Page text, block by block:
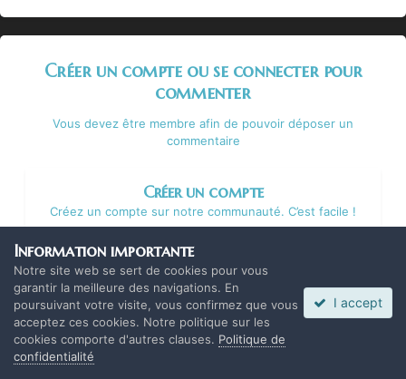
Créer un compte ou se connecter pour
commenter
Vous devez être membre afin de pouvoir déposer un
commentaire
Créer un compte
Créez un compte sur notre communauté. C’est facile !
Créer un nouveau compte
Se connecter
Vous avez déjà un compte ? Connectez-vous ici.
Information importante
Notre site web se sert de cookies pour vous
garantir la meilleure des navigations. En
poursuivant votre visite, vous confirmez que vous
acceptez ces cookies. Notre politique sur les
cookies comporte d'autres clauses. Politique de
confidentialité
I accept